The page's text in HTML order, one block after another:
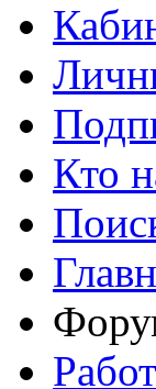
Кто